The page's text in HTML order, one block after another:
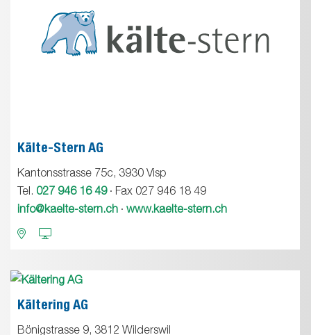
Kälte-Stern AG
Kantonsstrasse 75c, 3930 Visp
Tel. 027 946 16 49· Fax 027 946 18 49
info@kaelte-stern.ch · www.kaelte-stern.ch
Kältering AG
Bönigstrasse 9, 3812 Wilderswil